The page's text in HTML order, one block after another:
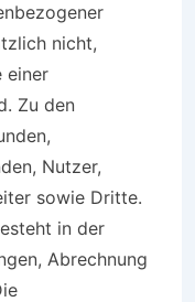
nicht,
einer
Zu den
Nutzer,
sowie Dritte.
in der
Abrechnung